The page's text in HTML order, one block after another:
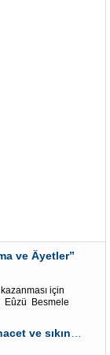
ve Âyetler”
için
Eûzü Besmele